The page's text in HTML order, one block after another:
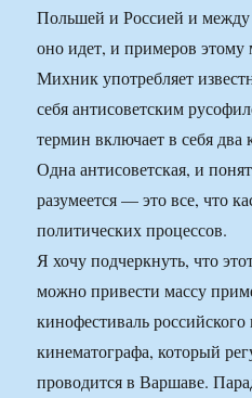
Польшей и Россией и
оно идет, и примеров
Михник употребляет
себя антисоветским
термин включает в себя два
Одна антисоветская, и
разумеется — это все, что
политических процессов.
Я хочу подчеркнуть, что
можно привести массу
кинофестиваль российского
кинематографа, который
проводится в Варшаве.